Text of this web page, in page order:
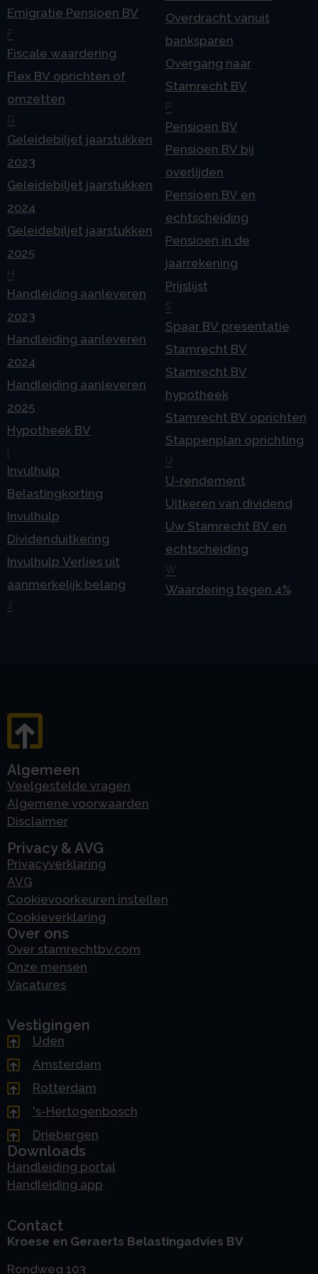
Emigratie Pensioen BV
F
Fiscale waardering
Flex BV oprichten of
omzetten
G
Geleidebiljet jaarstukken
2023
Geleidebiljet jaarstukken
2024
Geleidebiljet jaarstukken
2025
H
Handleiding aanleveren
2023
Handleiding aanleveren
2024
Handleiding aanleveren
2025
Hypotheek BV
Invulhulp
Belastingkorting
Invulhulp
Dividenduitkering
Invulhulp Verlies uit
aanmerkelijk belang
J
Overdracht vanuit
banksparen
Overgang naar
Stamrecht BV
P
Pensioen BV
Pensioen BV bij
overlijden
Pensioen BV en
echtscheiding
Pensioen in de
jaarrekening
Prijslijst
S
Spaar BV presentatie
Stamrecht BV
Stamrecht BV
hypotheek
Stamrecht BV oprichten
Stappenplan oprichting
U
U-rendement
Uitkeren van dividend
Uw Stamrecht BV en
echtscheiding
W
Waardering tegen 4%
Algemeen
Veelgestelde vragen
Algemene voorwaarden
Disclaimer
Privacy & AVG
Privacyverklaring
AVG
Cookievoorkeuren instellen
Cookieverklaring
Over ons
Over stamrechtbv.com
Onze mensen
Vacatures
Vestigingen
Uden
Amsterdam
Rotterdam
's-Hertogenbosch
Driebergen
Downloads
Handleiding portal
Handleiding app
Contact
Kroese en Geraerts Belastingadvies BV
Rondweg 103